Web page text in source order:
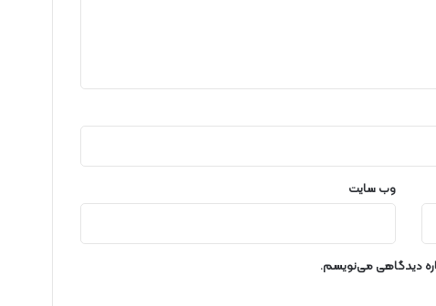
ب
ق
ش
و
ر
ر
ا
وب‌ سایت
دیدگاهی می‌نویسم.